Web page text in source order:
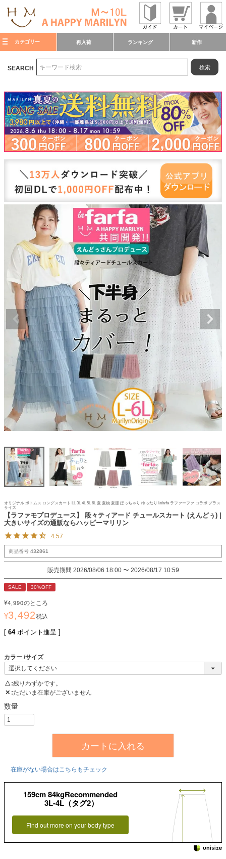
カテゴリー 再入荷 ランキング 新作
SEARCH 検索
オリジナル ボトムス ロングスカート LL 3L 4L 5L 6L 夏 夏物 夏服 ぽっちゃり ゆったり lafarfa ラファーファ コラボ プラス
サイズ
【ラファモプロデュース】 段々ティアード チュールスカート (えんどぅ) |
大きいサイズの通販ならハッピーマリリン
4.57
商品番号 432861
販売期間 2026/08/06 18:00 〜 2026/08/17 10:59
SALE 30%OFF
¥4,990のところ
¥3,492税込
[ 64 ポイント進呈 ]
カラー サイズ
△ 残りわずかです。
✕ ただいま在庫がございません
カートに入れる
在庫がない場合はこちらもチェック
159cm 84kgRecommended
3L-4L（タグ2）
Find out more on your body type